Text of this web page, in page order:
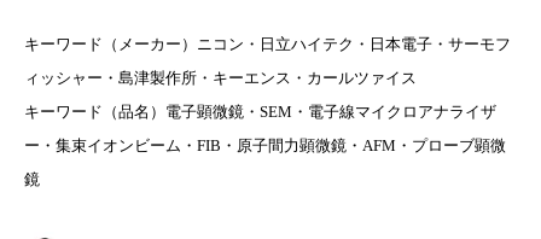
キーワード（メーカー）ニコン・日立ハイテク・日本電子・サーモフ
ィッシャー・島津製作所・キーエンス・カールツァイス
キーワード（品名）電子顕微鏡・SEM・電子線マイクロアナライザ
ー・集束イオンビーム・FIB・原子間力顕微鏡・AFM・プローブ顕微
鏡